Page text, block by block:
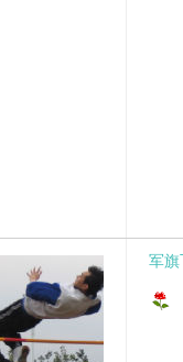
军旗